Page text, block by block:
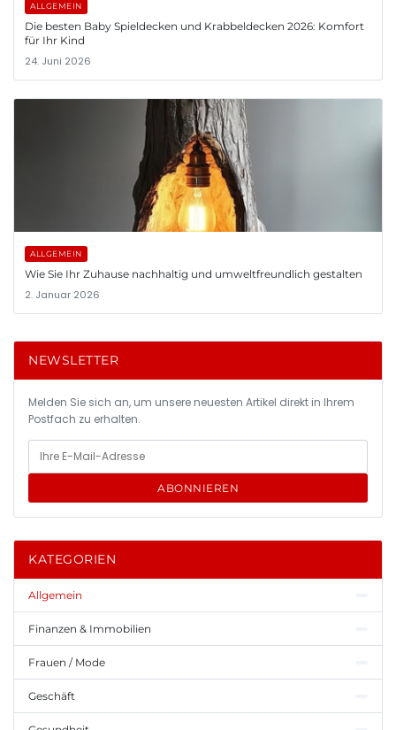
ALLGEMEIN
Die besten Baby Spieldecken und Krabbeldecken 2026: Komfort
für Ihr Kind
24. Juni 2026
ALLGEMEIN
Wie Sie Ihr Zuhause nachhaltig und umweltfreundlich gestalten
2. Januar 2026
NEWSLETTER
Melden Sie sich an, um unsere neuesten Artikel direkt in Ihrem
Postfach zu erhalten.
ABONNIEREN
KATEGORIEN
Allgemein
Finanzen & Immobilien
Frauen / Mode
Geschäft